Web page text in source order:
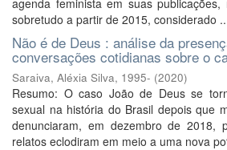
agenda feminista em suas
sobretudo a partir de 2015, considerado
Não é de Deus : análise da
conversações cotidianas sobre o
Saraiva, Aléxia Silva, 1995- (2020)
Resumo: O caso João de Deus se
sexual na história do Brasil depois que
denunciaram, em dezembro de 2018,
relatos eclodiram em meio a uma nova